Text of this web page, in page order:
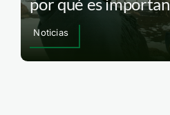
Noticias